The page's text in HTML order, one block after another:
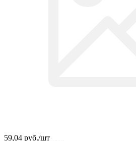
59,04 руб./шт